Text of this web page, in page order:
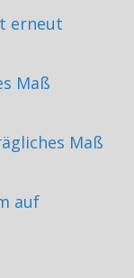
erneut
Maß
Maß
auf